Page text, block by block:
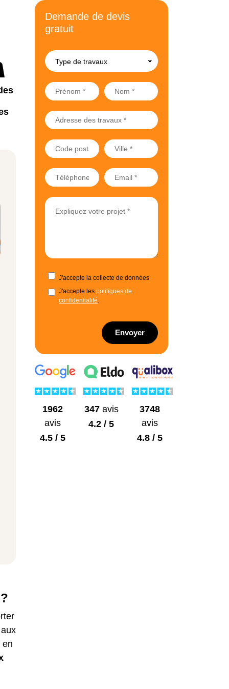
en
Demande de devis
gratuit
Type de travaux
J'accepte la collecte de données
J'accepte les politiques de
confidentialité.
Envoyer
1962
avis
4.5 / 5
347avis
4.2 / 5
3748
avis
4.8 / 5